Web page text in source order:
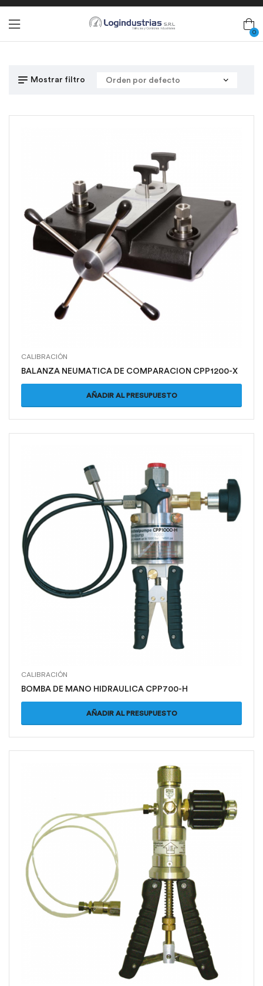
0
Mostrar filtro
CALIBRACIÓN
BALANZA NEUMATICA DE COMPARACION CPP1200-X
AÑADIR AL PRESUPUESTO
CALIBRACIÓN
BOMBA DE MANO HIDRAULICA CPP700-H
AÑADIR AL PRESUPUESTO